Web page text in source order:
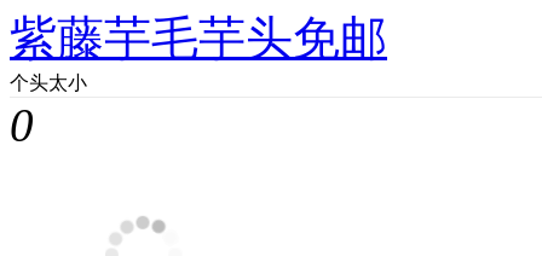
紫藤芋毛芋头免邮
个头太小
0